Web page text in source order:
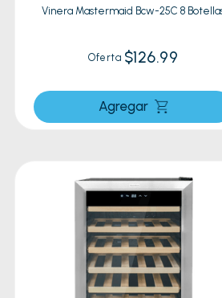
Vinera Mastermaid Bcw-25C 8
Oferta $126.99
Agregar